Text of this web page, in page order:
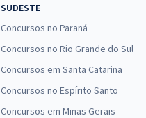
SUDESTE
Concursos no Paraná
Concursos no Rio Grande do Sul
Concursos em Santa Catarina
Concursos no Espírito Santo
Concursos em Minas Gerais